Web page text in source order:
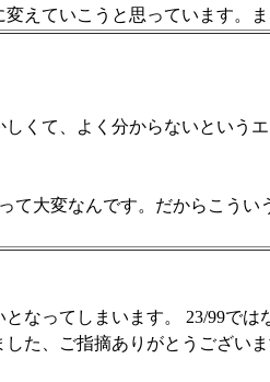
変えていこうと思っています。
しくて、よく分からないという
て大変なんです。だからこう
なってしまいます。 23/99では
た、ご指摘ありがとうござい